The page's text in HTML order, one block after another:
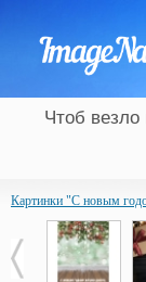
Чтоб
Картинки "С новым